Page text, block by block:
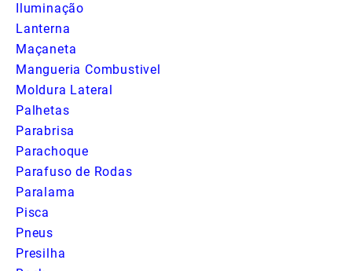
Iluminação
Lanterna
Maçaneta
Mangueria Combustivel
Moldura Lateral
Palhetas
Parabrisa
Parachoque
Parafuso de Rodas
Paralama
Pisca
Pneus
Presilha